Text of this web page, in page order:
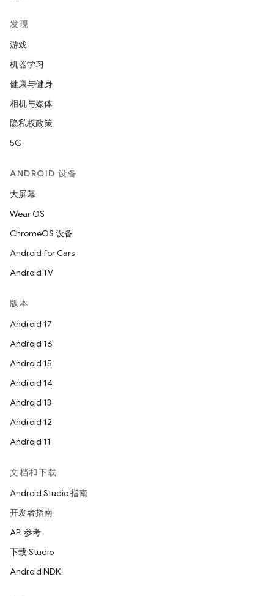
发现
游戏
机器学习
健康与健身
相机与媒体
隐私权政策
5G
ANDROID 设备
大屏幕
Wear OS
ChromeOS 设备
Android for Cars
Android TV
版本
Android 17
Android 16
Android 15
Android 14
Android 13
Android 12
Android 11
文档和下载
Android Studio 指南
开发者指南
API 参考
下载 Studio
Android NDK